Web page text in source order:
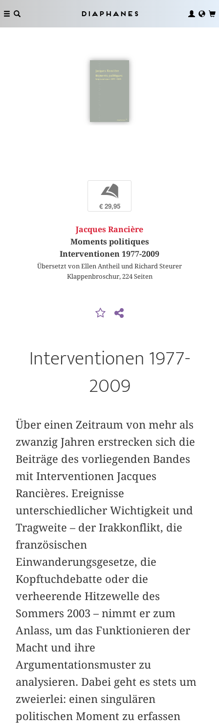
Diaphanes
b
€ 29,95
Jacques Rancière
Moments politiques
Interventionen 1977-2009
Übersetzt von Ellen Antheil und Richard Steurer
Klappenbroschur, 224 Seiten
Interventionen 1977-
2009
Über einen Zeitraum von mehr als
zwanzig Jahren erstrecken sich die
Beiträge des vorliegenden Bandes
mit Interventionen Jacques
Rancières. Ereignisse
unterschiedlicher Wichtigkeit und
Tragweite – der Irakkonflikt, die
französischen
Einwanderungsgesetze, die
Kopftuchdebatte oder die
verheerende Hitzewelle des
Sommers 2003 – nimmt er zum
Anlass, um das Funktionieren der
Macht und ihre
Argumentationsmuster zu
analysieren. Dabei geht es stets um
zweierlei: einen singulären
politischen Moment zu erfassen